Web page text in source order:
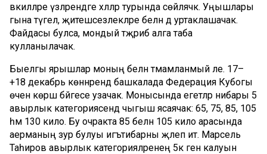
вәкилләре үзләрендәге хәлләр турында сөйләячәк. Уңышлары
гына түгел, җитешсезлекләре белән дә уртаклашачак.
Файдасы булса, мондый тәҗрибә алга таба
кулланылачак.
Быелгы ярышлар моның белән тәмамланмый әле. 17–
+18 декабрь көннәрендә башкалада Федерация Кубогы
өчен көрәш бәйгесе узачак. Монысында егетләр нибары 5
авырлык категориясендә чыгыш ясаячак: 65, 75, 85, 105
һәм 130 кило. Бу очракта 85 белән 105 кило арасында
аерманың зур булуы игътибарны җәлеп итә. Марсель
Таһиров авырлык категорияләренең 5кә генә калуын